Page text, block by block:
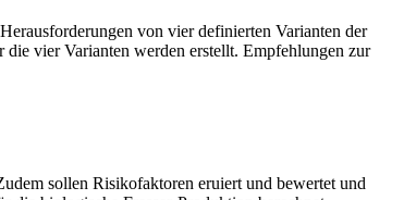
von vier definierten Varianten der
vier Varianten werden erstellt. Empfehlungen zur
sollen Risikofaktoren eruiert und bewertet und